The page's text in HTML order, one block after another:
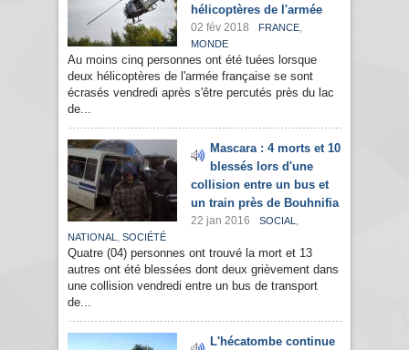
hélicoptères de l'armée
02 fév 2018 FRANCE,
MONDE
Au moins cinq personnes ont été tuées lorsque
deux hélicoptères de l'armée française se sont
écrasés vendredi après s'être percutés près du lac
de...
Mascara : 4 morts et 10
blessés lors d'une
collision entre un bus et
un train près de Bouhnifia
22 jan 2016 SOCIAL ,
NATIONAL , SOCIÉTÉ
Quatre (04) personnes ont trouvé la mort et 13
autres ont été blessées dont deux grièvement dans
une collision vendredi entre un bus de transport
de...
L'hécatombe continue